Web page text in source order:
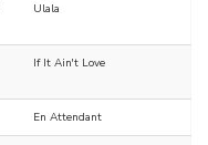
Ulala
If It Ain't Love
En Attendant